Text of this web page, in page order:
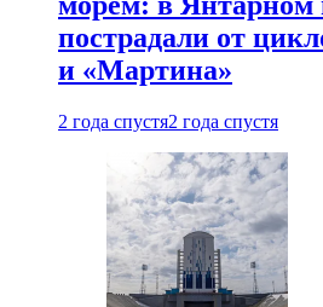
пострадали от
и «Мартина»
2 года спустя2 года спустя